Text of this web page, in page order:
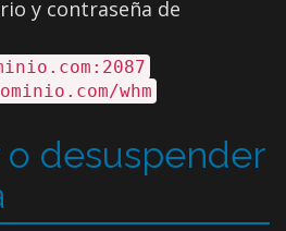
y contraseña de
whm
desuspender